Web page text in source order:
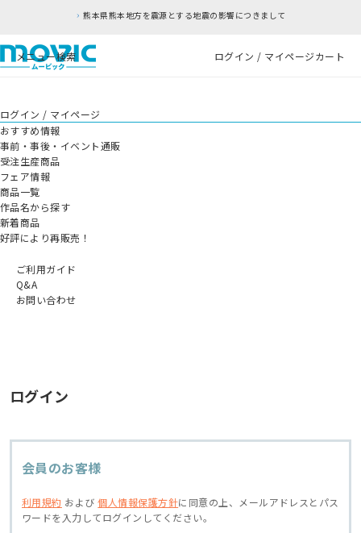
熊本県熊本地方を震源とする地震の影響につきまして
メニュー検索 ログイン / マイページカート
ログイン / マイページ
おすすめ情報
事前・事後・イベント通販
受注生産商品
フェア情報
商品一覧
作品名から探す
新着商品
好評により再販売！
ご利用ガイド
Q&A
お問い合わせ
ログイン
会員のお客様
利用規約 および個人情報保護方針に同意の上、
メールアドレスとパス
ワードを入力してログインしてください。